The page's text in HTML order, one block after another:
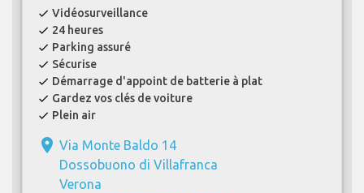
check Vidéosurveillance
check 24 heures
check Parking assuré
check Sécurise
check Démarrage d'appoint de batterie à plat
check Gardez vos clés de voiture
check Plein air
place Via Monte Baldo 14
Dossobuono di Villafranca
Verona